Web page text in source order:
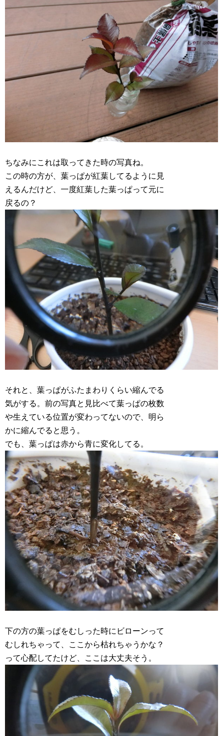
ちなみにこれは取ってきた時の写真ね。
この時の方が、葉っぱが紅葉してるように見
えるんだけど、一度紅葉した葉っぱって元に
戻るの？
それと、葉っぱがふたまわりくらい縮んでる
気がする。前の写真と見比べて葉っぱの枚数
や生えている位置が変わってないので、明ら
かに縮んでると思う。
でも、葉っぱは赤から青に変化してる。
下の方の葉っぱをむしった時にビローンって
むしれちゃって、ここから枯れちゃうかな？
って心配してたけど、ここは大丈夫そう。